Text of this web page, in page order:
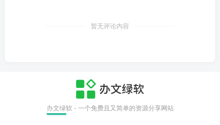
暂无评论内容
办文绿软 - 一个免费且又简单的资源分享网站